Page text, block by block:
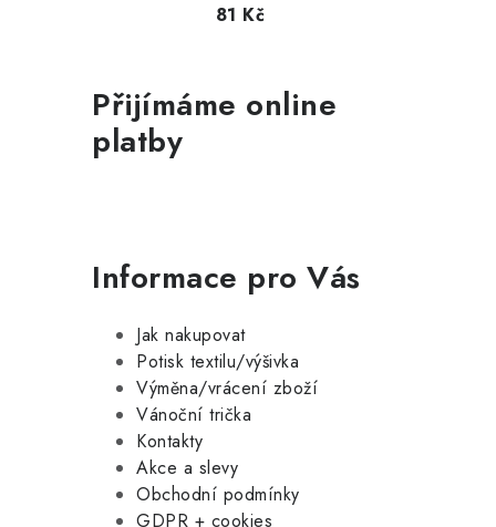
81 Kč
Přijímáme online
platby
Informace pro Vás
Jak nakupovat
Potisk textilu/výšivka
Výměna/vrácení zboží
Vánoční trička
Kontakty
Akce a slevy
Obchodní podmínky
GDPR + cookies